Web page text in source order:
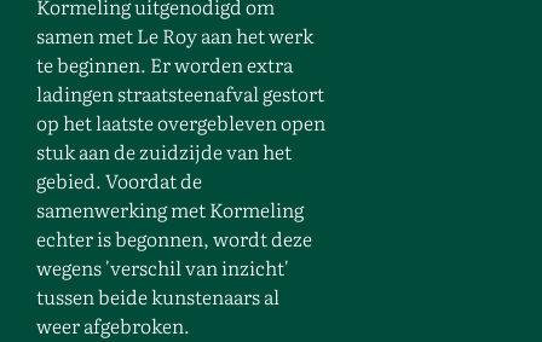
Kormeling uitgenodigd om
samen met Le Roy aan het werk
te beginnen. Er worden extra
ladingen straatsteenafval gestort
op het laatste overgebleven open
stuk aan de zuidzijde van het
gebied. Voordat de
samenwerking met Kormeling
echter is begonnen, wordt deze
wegens 'verschil van inzicht'
tussen beide kunstenaarsal
weer afgebroken.